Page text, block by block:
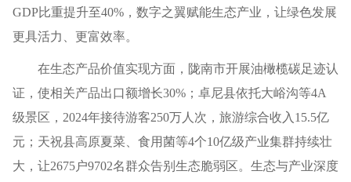
GDP比重提升至40%，数字之翼赋能生态产业，让绿色发展
更具活力、更富效率。
在生态产品价值实现方面，陇南市开展油橄榄碳足迹认
证，使相关产品出口额增长30%；卓尼县依托大峪沟等4A
级景区，2024年接待游客250万人次，旅游综合收入15.5亿
元；天祝县高原夏菜、食用菌等4个10亿级产业集群持续壮
大，让2675户9702名群众告别生态脆弱区。生态与产业深度